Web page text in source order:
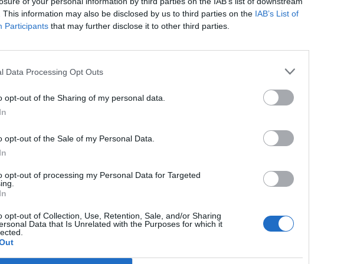
This information may also be disclosed by us to third parties on the IAB’s List of
Participants that may further disclose it to other third parties.
Data Processing Opt Outs
opt-out of the Sharing of my personal data.
opt-out of the Sale of my Personal Data.
opt-out of processing my Personal Data for Targeted
opt-out of Collection, Use, Retention, Sale, and/or Sharing
Data that Is Unrelated with the Purposes for which it
feltárni, hogy a cégek megsértették-e a versenyszabályokat azzal, hogy külön
kaliforniai szabályzóknak megfelelő kipufogógáz-kibocsátásúak. A
levegőtisztaságért felelős hivatal és a négy...
portfolio.hu hírarchívumához tartozik, melynek olvasása előfizetéses
cikkarchívum
elmúlt 2 év napon belüli
Előfizetés